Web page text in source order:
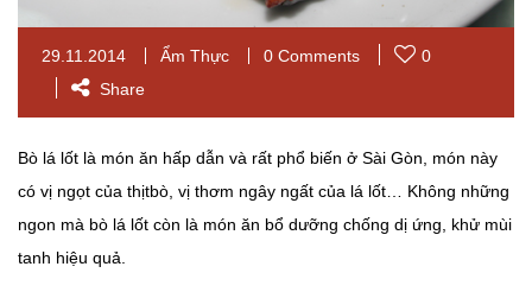
29.11.2014 Ẩm Thực 0 Comments
0
Share
Bò lá lốt là món ăn hấp dẫn và rất phổ biến ở Sài Gòn, món này
có vị ngọt của thịtbò, vị thơm ngây ngất của lá lốt… Không những
ngon mà bò lá lốt còn là món ăn bổ dưỡng chống dị ứng, khử mùi
tanh hiệu quả.